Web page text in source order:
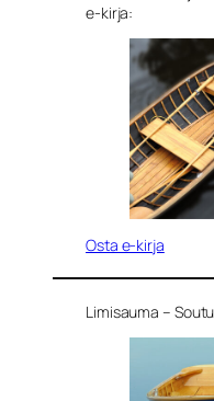
e-kirja:
Osta e-kirja
Limisauma –